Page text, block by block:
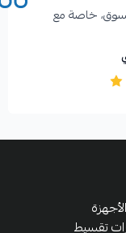
خاصة مع
تقسيط